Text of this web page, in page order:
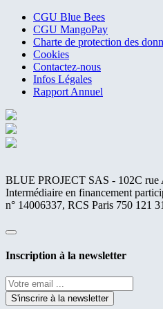
CGU Blue Bees
CGU MangoPay
Charte de protection des
Cookies
Contactez-nous
Infos Légales
Rapport Annuel
BLUE PROJECT SAS - 102C rue
Intermédiaire en financement
n° 14006337, RCS Paris 750 121
Fermer
Inscription à la newsletter